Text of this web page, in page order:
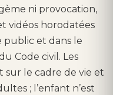
ni provocation,
vidéos horodatées
public et dans le
Code civil. Les
le cadre de vie et
; l’enfant n’est